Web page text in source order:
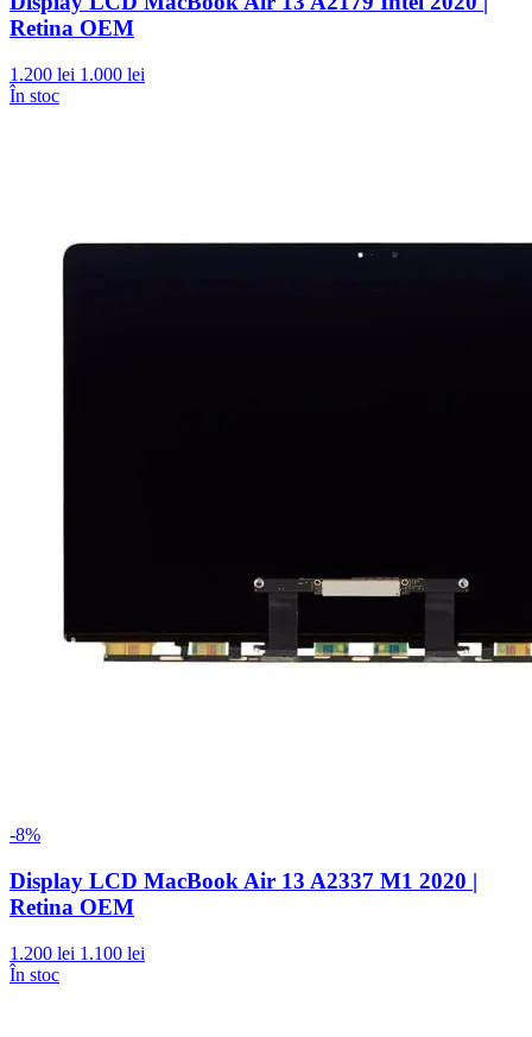
Retina OEM
1.200 lei 1.000 lei
În stoc
-8%
Display LCD MacBook Air 13 A2337 M1 2020 |
Retina OEM
1.200 lei 1.100 lei
În stoc